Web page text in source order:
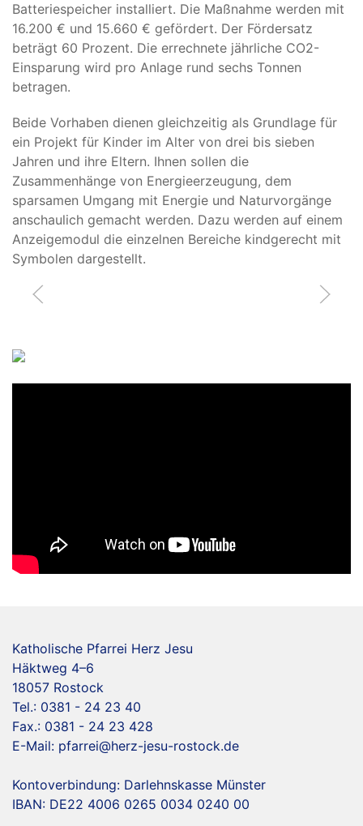
Batteriespeicher installiert. Die Maßnahme werden mit
16.200 € und 15.660 € gefördert. Der Fördersatz
beträgt 60 Prozent. Die errechnete jährliche CO2-
Einsparung wird pro Anlage rund sechs Tonnen
betragen.
Beide Vorhaben dienen gleichzeitig als Grundlage für
ein Projekt für Kinder im Alter von drei bis sieben
Jahren und ihre Eltern. Ihnen sollen die
Zusammenhänge von Energieerzeugung, dem
sparsamen Umgang mit Energie und Naturvorgänge
anschaulich gemacht werden. Dazu werden auf einem
Anzeigemodul die einzelnen Bereiche kindgerecht mit
Symbolen dargestellt.
Katholische Pfarrei Herz Jesu
Häktweg 4–6
18057 Rostock
Tel.: 0381 - 24 23 40
Fax.: 0381 - 24 23 428
E-Mail: pfarrei@herz-jesu-rostock.de
Kontoverbindung: Darlehnskasse Münster
IBAN: DE22 4006 0265 0034 0240 00